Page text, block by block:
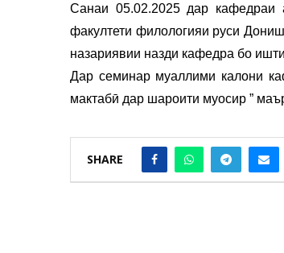
Санаи 05.02.2025 дар кафедраи
факултети филологияи руси
назариявии назди кафедра бо
Дар семинар муаллими калони
мактабӣ дар шароити муосир ”
SHARE